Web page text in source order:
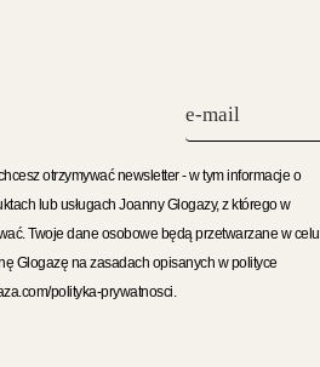
otrzymywać newsletter - w tym informacje o
lub usługach Joanny Glogazy, z którego w
Twoje dane osobowe będą przetwarzane w celu
Glogazę na zasadach opisanych w polityce
polityka-prywatnosci.